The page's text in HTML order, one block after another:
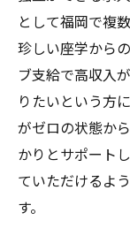
として福岡で複
珍しい座学から
ブ支給で高収入
りたいという方
がゼロの状態か
かりとサポート
ていただけるよ
す。